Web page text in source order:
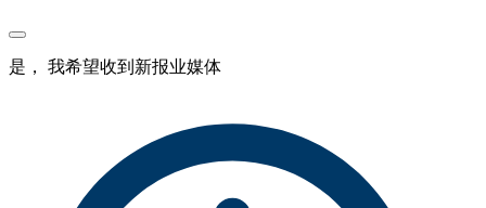
是， 我希望收到新报业媒体